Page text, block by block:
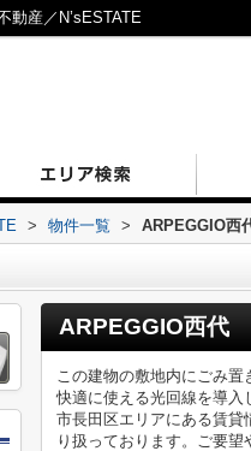
動産／N’sESTATE
> 物件一覧 > ARPEGGIO西
ARPEGGIO西代
この建物の敷地内にごみ
快適に使える光回線を導
市長田区エリアにある賃貸
り扱っております。ご要